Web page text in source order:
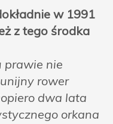
w 1991
z tego środka
prawie nie
rower
dwa lata
orkana